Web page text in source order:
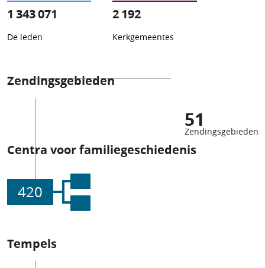
1 343 071
De leden
2 192
Kerkgemeentes
Zendingsgebieden
51
Zendingsgebieden
Centra voor familiegeschiedenis
420
Tempels